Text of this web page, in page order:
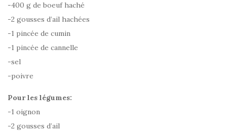
-400 g de boeuf haché
-2 gousses d’ail hachées
-1 pincée de cumin
-1 pincée de cannelle
-sel
-poivre
Pour les légumes:
-1 oignon
-2 gousses d’ail